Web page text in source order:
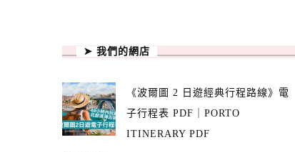
➤ 我們的網店
《波爾圖 2 日遊經典行程路線》電
子行程表 PDF｜PORTO
ITINERARY PDF